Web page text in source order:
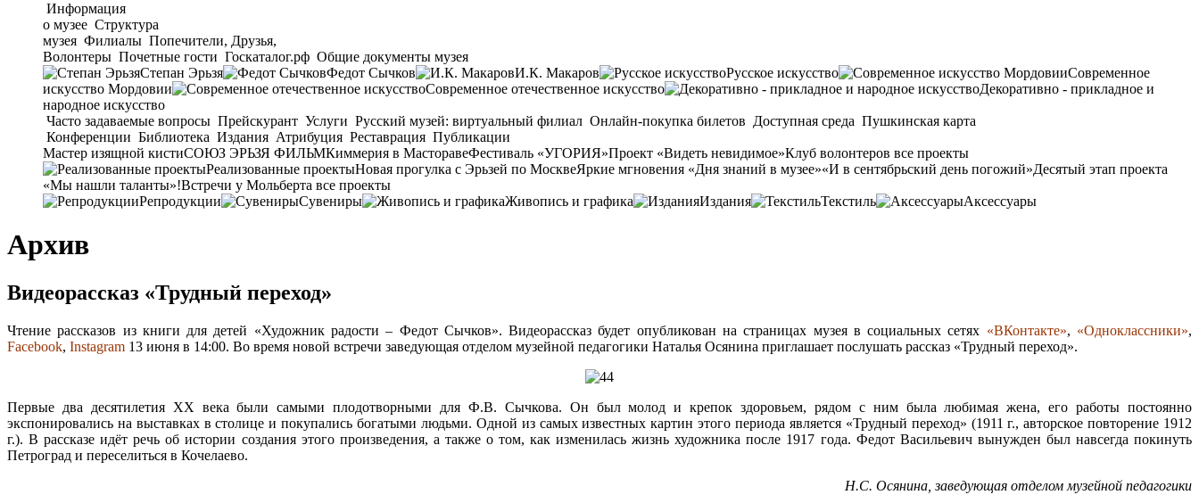
Информация
о музее Структура
музея Филиалы Попечители, Друзья,
Волонтеры Почетные гости Госкаталог.рф Общие документы музея
Степан Эрьзя
Федот Сычков И.К. Макаров Русское искусство
Современное
искусство Мордовии
Современное отечественное искусство
Декоративно - прикладное и
народное искусство
Часто задаваемые вопросы Прейскурант Услуги Русский музей: виртуальный филиал Онлайн-покупка билетов Доступная среда Пушкинская карта
Конференции Библиотека Издания Атрибуция Реставрация Публикации
Мастер изящной кистиСОЮЗ ЭРЬЗЯ ФИЛЬМКиммерия в МасторавеФестиваль «УГОРИЯ»Проект «Видеть невидимое»Клуб волонтеров все проекты
Реализованные проектыНовая прогулка с Эрьзей по МосквеЯркие мгновения «Дня знаний в музее»«И в сентябрьский день погожий»Десятый этап проекта
«Мы нашли таланты»!Встречи у Мольберта все проекты
Репродукции
Сувениры Живопись и графика Издания Текстиль Аксессуары
Архив
Видеорассказ «Трудный переход»
Чтение рассказов из книги для детей «Художник радости – Федот Сычков». Видеорассказ будет опубликован на страницах музея в социальных сетях «ВКонтакте», «Одноклассники»,
Facebook, Instagram 13 июня в 14:00. Во время новой встречи заведующая отделом музейной педагогики Наталья Осянина приглашает послушать рассказ «Трудный переход».
Первые два десятилетия XX века были самыми плодотворными для Ф.В. Сычкова. Он был молод и крепок здоровьем, рядом с ним была любимая жена, его работы постоянно
экспонировались на выставках в столице и покупались богатыми людьми. Одной из самых известных картин этого периода является «Трудный переход» (1911 г., авторское повторение 1912
г.). В рассказе идёт речь об истории создания этого произведения, а также о том, как изменилась жизнь художника после 1917 года. Федот Васильевич вынужден был навсегда покинуть
Петроград и переселиться в Кочелаево.
Н.С. Осянина, заведующая отделом музейной педагогики